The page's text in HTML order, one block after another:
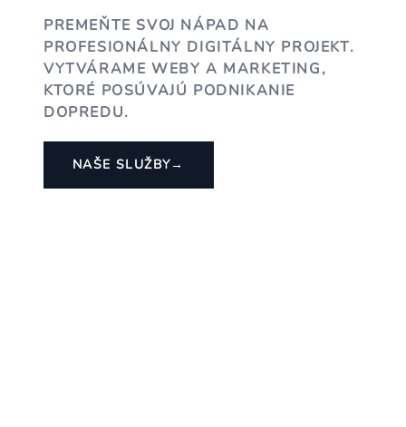
PREMEŇTE SVOJ NÁPAD NA
PROFESIONÁLNY DIGITÁLNY PROJEKT.
VYTVÁRAME WEBY A MARKETING,
KTORÉ POSÚVAJÚ PODNIKANIE
DOPREDU.
NAŠE SLUŽBY→